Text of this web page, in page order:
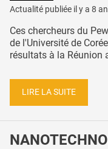
Actualité publiée il y a 8
Ces chercheurs du
de l'Université de
résultats à la Réunion
LIRE LA SUITE